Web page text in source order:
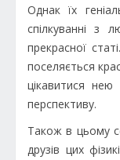
Однак їх
спілкуванні з
прекрасної
поселяється
цікавитися нею
перспективу.
Також в цьому
друзів цих